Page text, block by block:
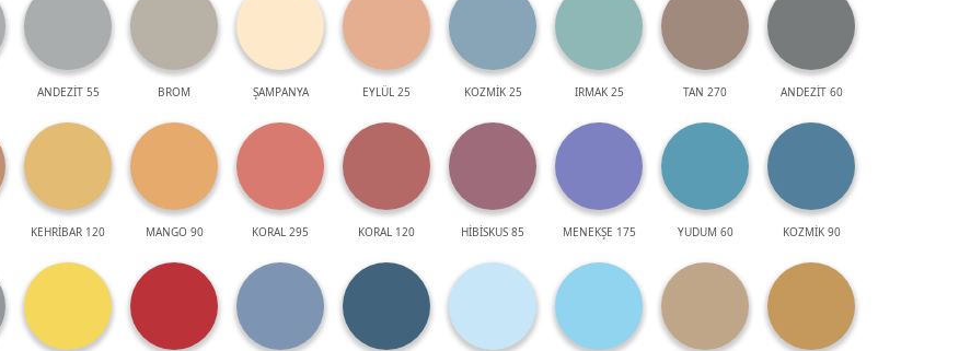
ANDEZİT 55 BROM ŞAMPANYA EYLÜL 25 KOZMİK 25 IRMAK 25 TAN 270 ANDEZİT 60
KEHRİBAR 120 MANGO 90 KORAL 295 KORAL 120 HİBİSKUS 85 MENEKŞE 175 YUDUM 60 KOZMİK 90